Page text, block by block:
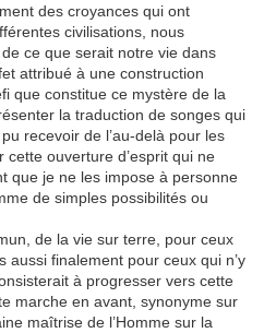
des croyances qui ont
civilisations, nous
ce que serait notre vie dans
attribué à une construction
que constitue ce mystère de la
la traduction de songes qui
recevoir de l’au-delà pour les
cette ouverture d’esprit qui ne
que je ne les impose à personne
de simples possibilités ou
de la vie sur terre, pour ceux
aussi finalement pour ceux qui n’y
à progresser vers cette
marche en avant, synonyme sur
maîtrise de l’Homme sur la